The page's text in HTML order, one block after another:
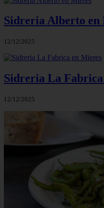
Sidreria Alberto en
12/12/2025
Sidreria La
12/12/2025